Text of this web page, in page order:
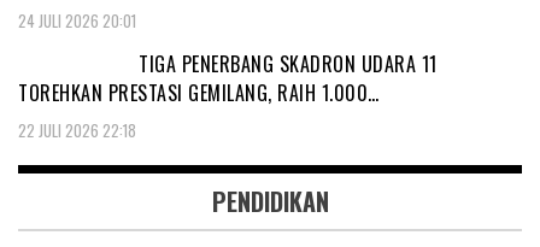
24 JULI 2026 20:01
TIGA PENERBANG SKADRON UDARA 11
TOREHKAN PRESTASI GEMILANG, RAIH 1.000…
22 JULI 2026 22:18
PENDIDIKAN